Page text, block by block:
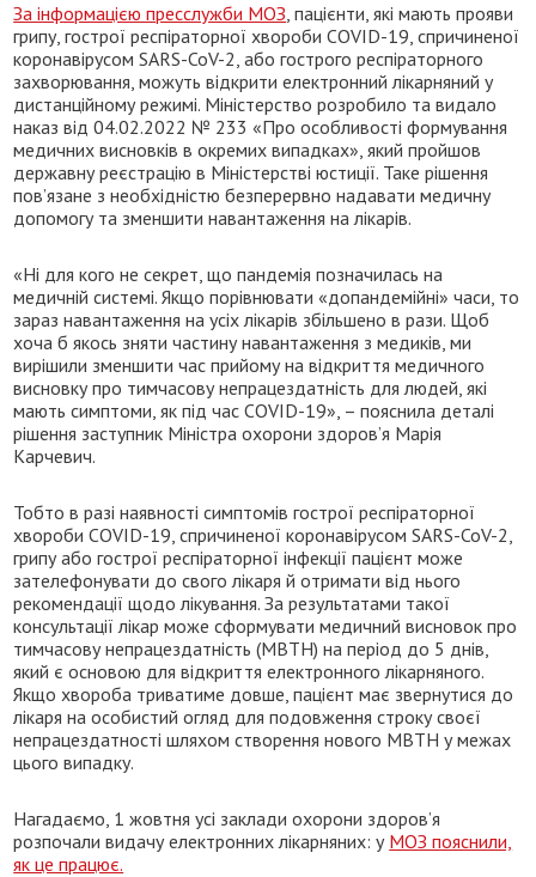
За інформацією пресслужби МОЗ, пацієнти, які мають прояви
грипу, гострої респіраторної хвороби COVID-19, спричиненої
коронавірусом SARS-CoV-2, або гострого респіраторного
захворювання, можуть відкрити електронний лікарняний у
дистанційному режимі. Міністерство розробило та видало
наказ від 04.02.2022 № 233 «Про особливості формування
медичних висновків в окремих випадках», який пройшов
державну реєстрацію в Міністерстві юстиції. Таке рішення
пов’язане з необхідністю безперервно надавати медичну
допомогу та зменшити навантаження на лікарів.
«Ні для кого не секрет, що пандемія позначилась на
медичній системі. Якщо порівнювати «допандемійні» часи, то
зараз навантаження на усіх лікарів збільшено в рази. Щоб
хоча б якось зняти частину навантаження з медиків, ми
вирішили зменшити час прийому на відкриття медичного
висновку про тимчасову непрацездатність для людей, які
мають симптоми, як під час COVID-19», – пояснила деталі
рішення заступник Міністра охорони здоров’я Марія
Карчевич.
Тобто в разі наявності симптомів гострої респіраторної
хвороби COVID-19, спричиненої коронавірусом SARS-CoV-2,
грипу або гострої респіраторної інфекції пацієнт може
зателефонувати до свого лікаря й отримати від нього
рекомендації щодо лікування. За результатами такої
консультації лікар може сформувати медичний висновок про
тимчасову непрацездатність (МВТН) на період до 5 днів,
який є основою для відкриття електронного лікарняного.
Якщо хвороба триватиме довше, пацієнт має звернутися до
лікаря на особистий огляд для подовження строку своєї
непрацездатності шляхом створення нового МВТН у межах
цього випадку.
Нагадаємо, 1 жовтня усі заклади охорони здоров’я
розпочали видачу електронних лікарняних: у МОЗ пояснили,
як це працює.